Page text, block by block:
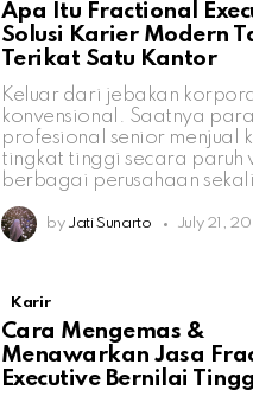
Apa Itu Fractional
Solusi Karier Modern
Terikat Satu Kantor
Keluar dari jebakan
konvensional. Saatnya para
profesional senior menjual
tingkat tinggi secara paruh
berbagai perusahaan
by Jati Sunarto July 21,
Karir
Cara Mengemas &
Menawarkan Jasa
Executive Bernilai